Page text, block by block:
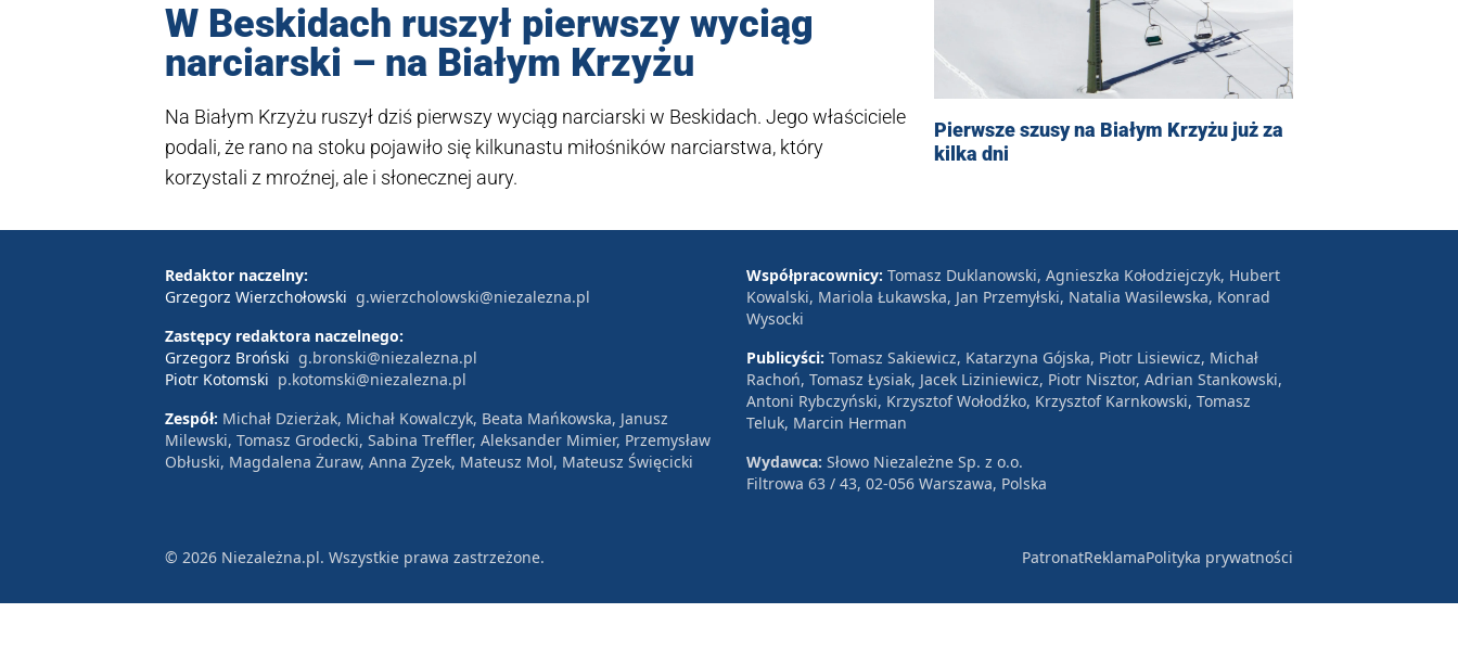
W Beskidach ruszył pierwszy wyciąg
narciarski – na Białym Krzyżu
Na Białym Krzyżu ruszył dziś pierwszy wyciąg narciarski w Beskidach. Jego właściciele
podali, że rano na stoku pojawiło się kilkunastu miłośników narciarstwa, który
korzystali z mroźnej, ale i słonecznej aury.
Pierwsze szusy na Białym Krzyżu już za
kilka dni
Redaktor naczelny:
Grzegorz Wierzchołowski g.wierzcholowski@niezalezna.pl
Zastępcy redaktora naczelnego:
Grzegorz Broński g.bronski@niezalezna.pl
Piotr Kotomski p.kotomski@niezalezna.pl
Zespół: Michał Dzierżak, Michał Kowalczyk, Beata Mańkowska, Janusz
Milewski, Tomasz Grodecki, Sabina Treffler, Aleksander Mimier, Przemysław
Obłuski, Magdalena Żuraw, Anna Zyzek, Mateusz Mol, Mateusz Święcicki
Współpracownicy: Tomasz Duklanowski, Agnieszka Kołodziejczyk, Hubert
Kowalski, Mariola Łukawska, Jan Przemyłski, Natalia Wasilewska, Konrad
Wysocki
Publicyści: Tomasz Sakiewicz, Katarzyna Gójska, Piotr Lisiewicz, Michał
Rachoń, Tomasz Łysiak, Jacek Liziniewicz, Piotr Nisztor, Adrian Stankowski,
Antoni Rybczyński, Krzysztof Wołodźko, Krzysztof Karnkowski, Tomasz
Teluk, Marcin Herman
Wydawca: Słowo Niezależne Sp. z o.o.
Filtrowa 63 / 43, 02-056 Warszawa, Polska
© 2026 Niezależna.pl. Wszystkie prawa zastrzeżone. PatronatReklamaPolityka prywatności